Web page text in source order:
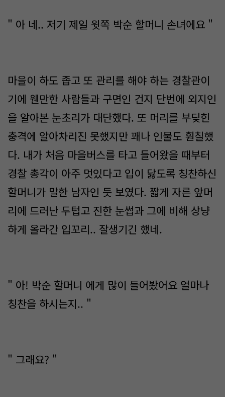
" 아 네.. 저기 제일 윗쪽 박순 할머니 손녀에요 "
마을이 하도 좁고 또 관리를 해야 하는 경찰관이
기에 웬만한 사람들과 구면인 건지 단번에 외지인
을 알아본 눈초리가 대단했다. 또 머리를 부딪힌
충격에 알아차리진 못했지만 꽤나 인물도 훤칠했
다. 내가 처음 마을버스를 타고 들어왔을 때부터
경찰 총각이 아주 멋있다고 입이 닳도록 칭찬하신
할머니가 말한 남자인 듯 보였다. 짧게 자른 앞머
리에 드러난 두텁고 진한 눈썹과 그에 비해 상냥
하게 올라간 입꼬리.. 잘생기긴 했네.
" 아! 박순 할머니 에게 많이 들어봤어요 얼마나
칭찬을 하시는지.. "
" 그래요? "